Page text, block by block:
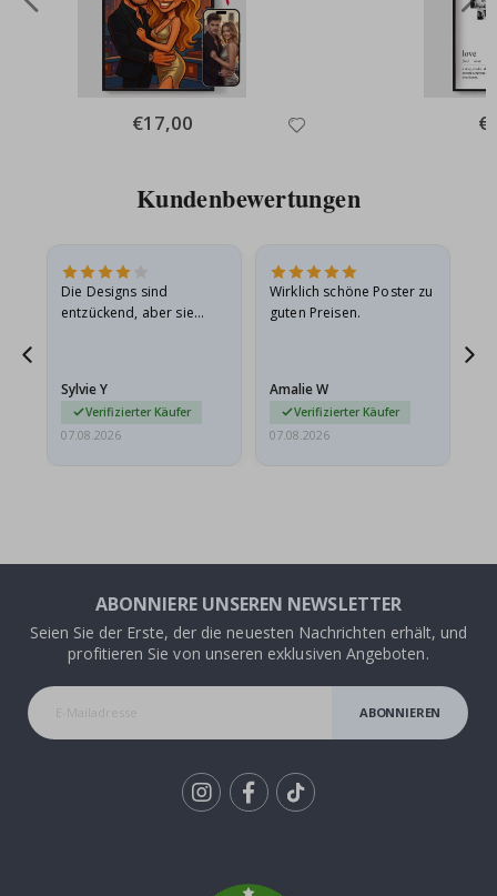
Special
Price
€17,00
Kundenbewertungen
Die Designs sind
entzückend, aber sie
sie…
Sylvie Y
Verifizierter Käufer
07.08.2026
Wirklich schöne Poster zu
guten Preisen.
Amalie W
Verifizierter Käufer
07.08.2026
ABONNIERE UNSEREN NEWSLETTER
Seien Sie der Erste, der die neuesten Nachrichten erhält, und
profitieren Sie von unseren exklusiven Angeboten.
ABONNIEREN